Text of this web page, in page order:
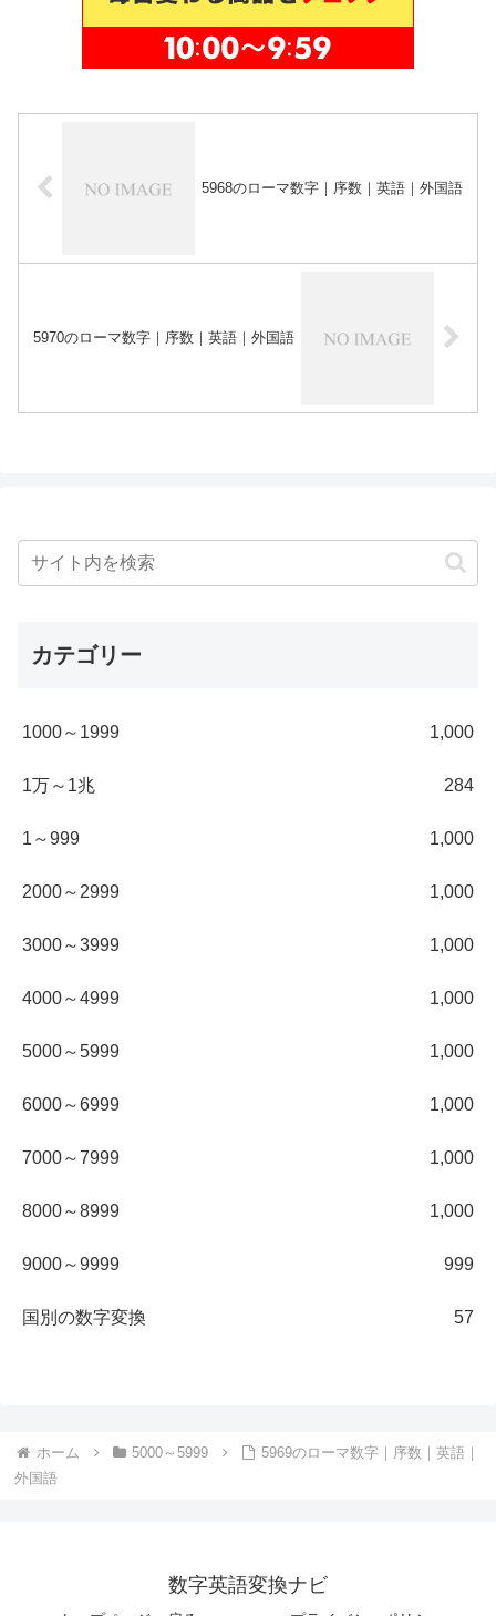
5968のローマ数字｜序数｜英語｜外国語
5970のローマ数字｜序数｜英語｜外国語
カテゴリー
1000～1999 1,000
1万～1兆 284
1～999 1,000
2000～2999 1,000
3000～3999 1,000
4000～4999 1,000
5000～5999 1,000
6000～6999 1,000
7000～7999 1,000
8000～8999 1,000
9000～9999 999
国別の数字変換 57
ホーム 5000～5999
5969のローマ数字｜序数｜英語｜
外国語
数字英語変換ナビ